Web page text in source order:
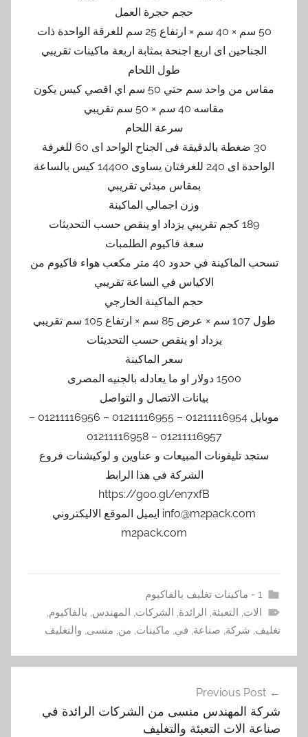
حجم حجرة العمل
50 سم × 40 سم × ارتفاع 25 سم للغرقة الواحدة ذات
الجناحين اى اربع اجنحة بمثابة اربعة ماكينات تقريبي
طول اللحام
مقاس من واحد سم حتي 50 سم اي اقصي كيس يكون
مقاسه 40 سم × 50 سم تقريبي
سرعة اللحام
30 ضغطة بالدقيقة فى الجناح الواحد اى 60 للغرفة
الواحدة اى 240 للغرفتان يساوى 14400 كيس بالساعة
بمقاس مبدئي تقريبي
وزن اجمالي الماكينة
189 كجم تقريبي يزداد او ينقص حسب التحديثات
سعة فاكيوم الطلمبات
تسحب الماكينة في حدود 40 متر مكعب هواء فاكيوم من
الاكياس في الساعة تقريبي
حجم الماكينة الخارجي
طول 107 سم × عرض 85 سم × ارتفاع 105 سم تقريبي
يزداد او ينقص حسب التحديثات
سعر الماكينة
1500 دولار او ما يعادله بالجنيه المصرى
بيانات الاتصال و التواصل
موبايل 01211116954 – 01211116955 – 01211116956 –
01211116957 – 01211116958
ستجد تليفونات المبيعات و عناوين و لوكيشنات فروع
الشركة في هذا الرابط
https://goo.gl/en7xfB
info@m2pack.com ايميل الموقع الاليكتروني
m2pack.com
1 - ماكينات تغليف بالفاكيوم
الات, التعبئة, الرائدة, الشركات, المهندس, بالفاكيوم,
تغليف, شركة, صناعة, في, ماكينات, من, منسى, والتغليف
المقالات
Previous Post
شركة المهندس منسى من الشركات الرائدة في
صناعة الات التعبئة والتغليف